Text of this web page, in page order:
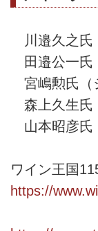
川邉久之氏
田邉公一氏
宮嶋勲氏（
森上久生氏
山本昭彦氏
ワイン王国
https://